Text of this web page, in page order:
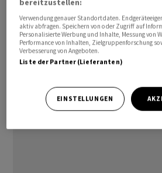
Verwendung genauer Standortdaten.
aktiv abfragen. Speichern von oder Zugriff auf
Personalisierte Werbung und Inhalte, Messung von
Performance von Inhalten, Zielgruppenforschung
Verbesserung von Angeboten.
Liste der Partner (Lieferanten)
EINSTELLUNGEN